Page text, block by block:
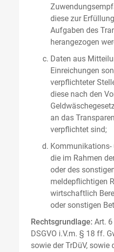
diese zur
Aufgaben des
herangezogen
Daten aus
Einreichungen
verpflichteter
diese nach den
an das
verpflichtet sind;
die im Rahmen
oder des
meldepflichtigen
wirtschaftlich
oder sonstigen
Rechtsgrundlage: Art.
DSGVO i.V.m. § 18 ff.
sowie der TrDüV, sowie